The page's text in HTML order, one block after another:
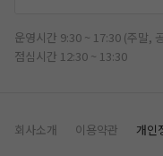
운영시간 9:30 ~ 17:30 (주말,
점심시간 12:30 ~ 13:30
회사소개 이용약관 개인